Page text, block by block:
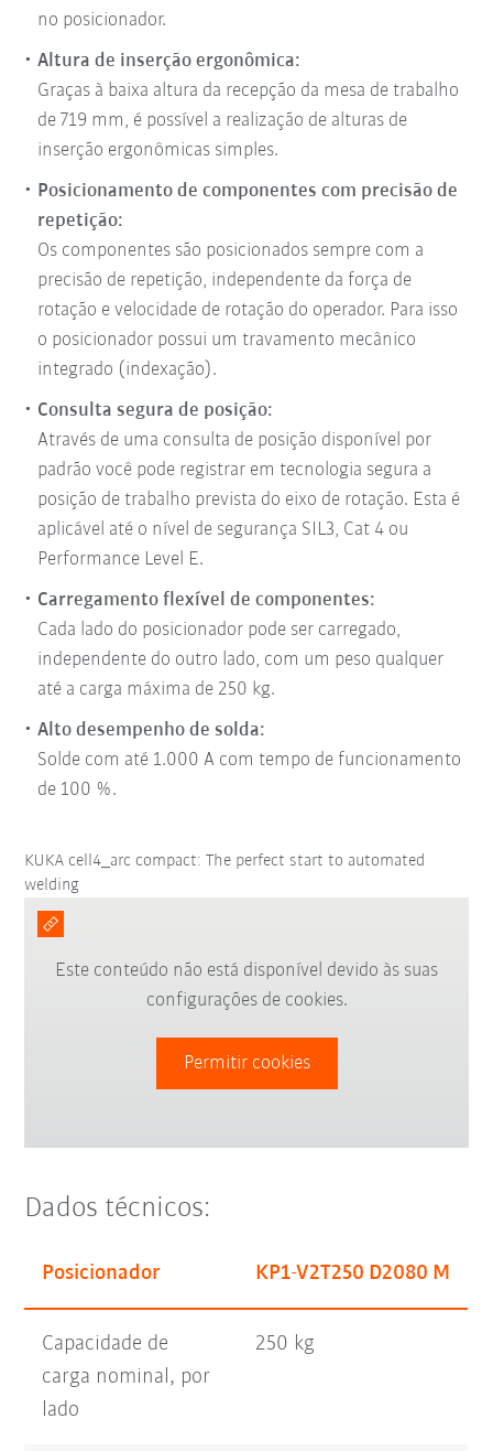
no posicionador.
Altura de inserção ergonômica:
Graças à baixa altura da recepção da mesa de trabalho
de 719 mm, é possível a realização de alturas de
inserção ergonômicas simples.
Posicionamento de componentes com precisão de
repetição:
Os componentes são posicionados sempre com a
precisão de repetição, independente da força de
rotação e velocidade de rotação do operador. Para isso
o posicionador possui um travamento mecânico
integrado (indexação).
Consulta segura de posição:
Através de uma consulta de posição disponível por
padrão você pode registrar em tecnologia segura a
posição de trabalho prevista do eixo de rotação. Esta é
aplicável até o nível de segurança SIL3, Cat 4 ou
Performance Level E.
Carregamento flexível de componentes:
Cada lado do posicionador pode ser carregado,
independente do outro lado, com um peso qualquer
até a carga máxima de 250 kg.
Alto desempenho de solda:
Solde com até 1.000 A com tempo de funcionamento
de 100 %.
KUKA cell4_arc compact: The perfect start to automated
welding
Este conteúdo não está disponível devido às suas
configurações de cookies.
Permitir cookies
Dados técnicos:
Posicionador KP1-V2T250 D2080 M
Capacidade de
carga nominal, por
lado
250 kg